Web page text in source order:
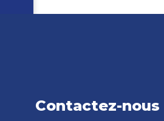
Contactez-nous